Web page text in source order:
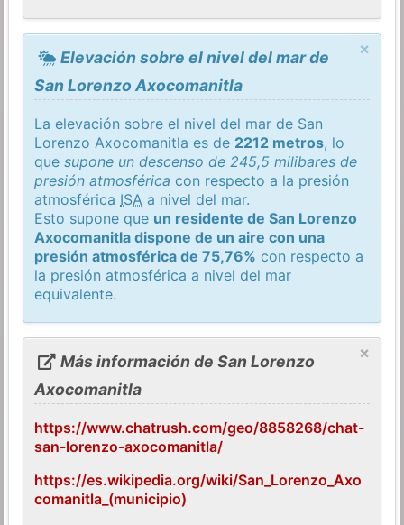
×
Elevación sobre el nivel del mar de
San Lorenzo Axocomanitla
La elevación sobre el nivel del mar de San
Lorenzo Axocomanitla es de 2212 metros, lo
quesupone un descenso de 245,5 milibares de
presión atmosférica con respecto a la presión
atmosférica ISA a nivel del mar.
Esto supone que un residente de San Lorenzo
Axocomanitla dispone de un aire con una
presión atmosférica de 75,76% con respecto a
la presión atmosférica a nivel del mar
equivalente.
×
Más información de San Lorenzo
Axocomanitla
https://www.chatrush.com/geo/8858268/chat-
san-lorenzo-axocomanitla/
https://es.wikipedia.org/wiki/San_Lorenzo_Axo
comanitla_(municipio)